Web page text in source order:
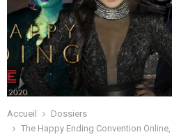
Accueil
Dossiers
The Happy Ending Convention